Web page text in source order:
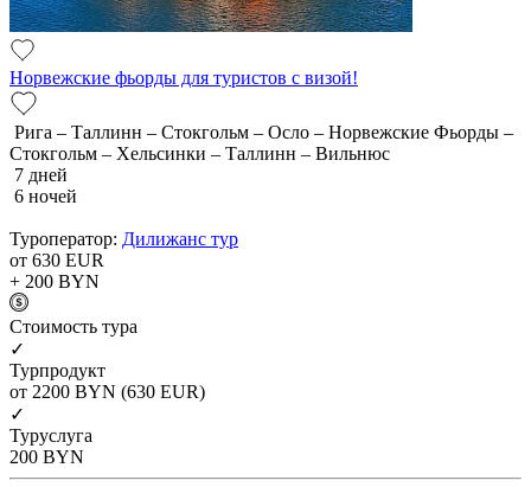
Норвежские фьорды для туристов с визой!
Рига – Таллинн – Стокгольм – Осло – Норвежские Фьорды –
Стокгольм – Хельсинки – Таллинн – Вильнюс
7 дней
6 ночей
Туроператор: Дилижанс тур
от 630 EUR
+ 200 BYN
Cтоимость тура
✓
Турпродукт
от 2200 BYN (630 EUR)
✓
Туруслуга
200 BYN